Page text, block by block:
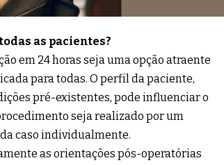
as pacientes?
em 24 horas seja uma opção atraente
para todas. O perfil da paciente,
pré-existentes, pode influenciar o
seja realizado por um
caso individualmente.
as orientações pós-operatórias